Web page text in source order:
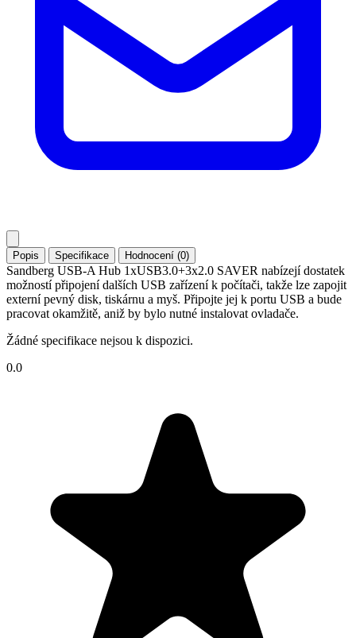
Popis Specifikace Hodnocení (0)
Sandberg USB-A Hub 1xUSB3.0+3x2.0 SAVER nabízejí dostatek
možností připojení dalších USB zařízení k počítači, takže lze zapojit
externí pevný disk, tiskárnu a myš. Připojte jej k portu USB a bude
pracovat okamžitě, aniž by bylo nutné instalovat ovladače.
Žádné specifikace nejsou k dispozici.
0.0